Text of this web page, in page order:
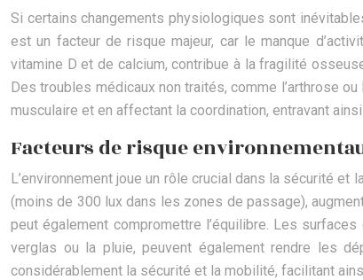
Si certains changements physiologiques sont
est un facteur de risque majeur, car le manque
vitamine D et de calcium, contribue à la fragilité
Des troubles médicaux non traités, comme l’arthrose
musculaire et en affectant la coordination, entravant
Facteurs de risque
L’environnement joue un rôle crucial dans la sécurité
(moins de 300 lux dans les zones de passage),
peut également compromettre l’équilibre. Les
verglas ou la pluie, peuvent également rendre les
considérablement la sécurité et la mobilité, facilitant